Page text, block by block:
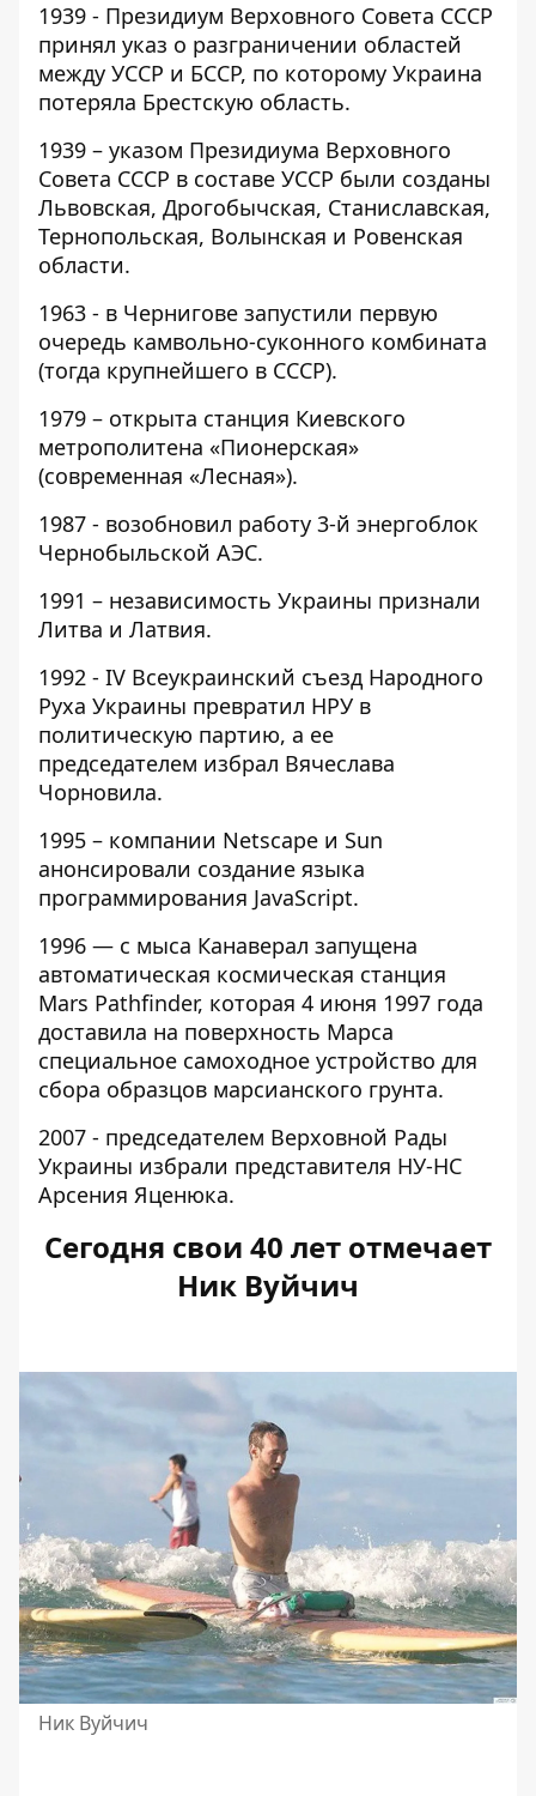
1939 - Президиум Верховного Совета СССР
принял указ о разграничении областей
между УССР и БССР, по которому Украина
потеряла Брестскую область.
1939 – указом Президиума Верховного
Совета СССР в составе УССР были созданы
Львовская, Дрогобычская, Станиславская,
Тернопольская, Волынская и Ровенская
области.
1963 - в Чернигове запустили первую
очередь камвольно-суконного комбината
(тогда крупнейшего в СССР).
1979 – открыта станция Киевского
метрополитена «Пионерская»
(современная «Лесная»).
1987 - возобновил работу 3-й энергоблок
Чернобыльской АЭС.
1991 – независимость Украины признали
Литва и Латвия.
1992 - IV Всеукраинский съезд Народного
Руха Украины превратил НРУ в
политическую партию, а ее
председателем избрал Вячеслава
Чорновила.
1995 – компании Netscape и Sun
анонсировали создание языка
программирования JavaScript.
1996 — с мыса Канаверал запущена
автоматическая космическая станция
Mars Pathfinder, которая 4 июня 1997 года
доставила на поверхность Марса
специальное самоходное устройство для
сбора образцов марсианского грунта.
2007 - председателем Верховной Рады
Украины избрали представителя НУ-НС
Арсения Яценюка.
Сегодня свои 40 лет отмечает
Ник Вуйчич
Ник Вуйчич